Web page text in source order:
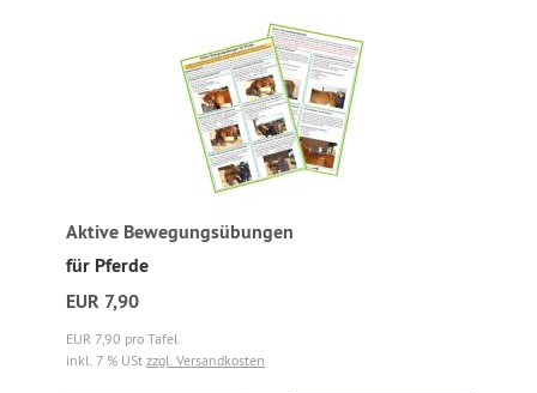
Aktive Bewegungsübungen
für Pferde
EUR 7,90
EUR 7,90 pro Tafel
inkl. 7 % USt zzgl. Versandkosten